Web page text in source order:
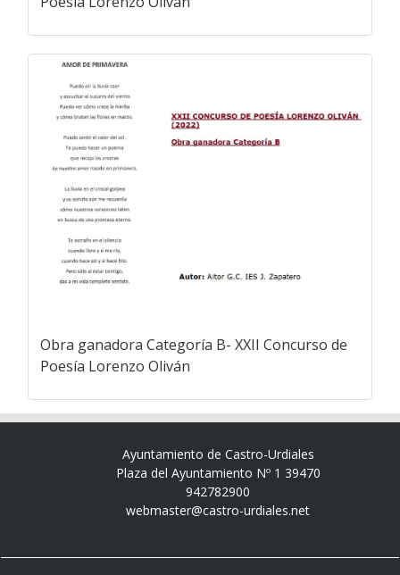
Obra ganadora Categoría B- XXII Concurso de
Poesía Lorenzo Oliván
Ayuntamiento de Castro-Urdiales
Plaza del Ayuntamiento Nº 1 39470
942782900
webmaster@castro-urdiales.net